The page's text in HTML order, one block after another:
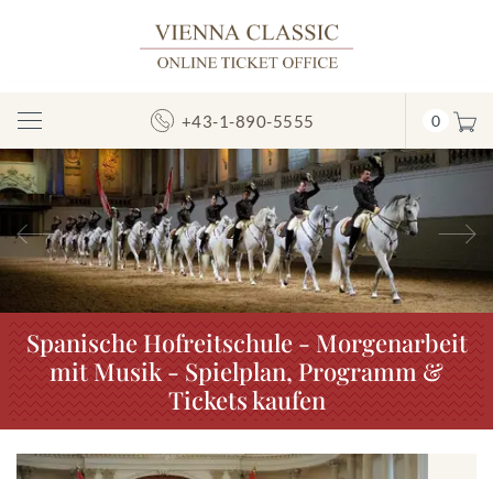
Navigation
umschalten
+43-1-890-5555 0
Vorheriges
Spanische Hofreitschule - Morgenarbeit
mit Musik - Spielplan, Programm &
Tickets kaufen